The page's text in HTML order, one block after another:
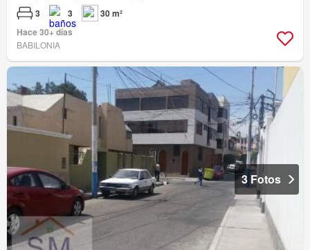
3 3
30 m²
Hace 30+ días
BABILONIA
3 Fotos